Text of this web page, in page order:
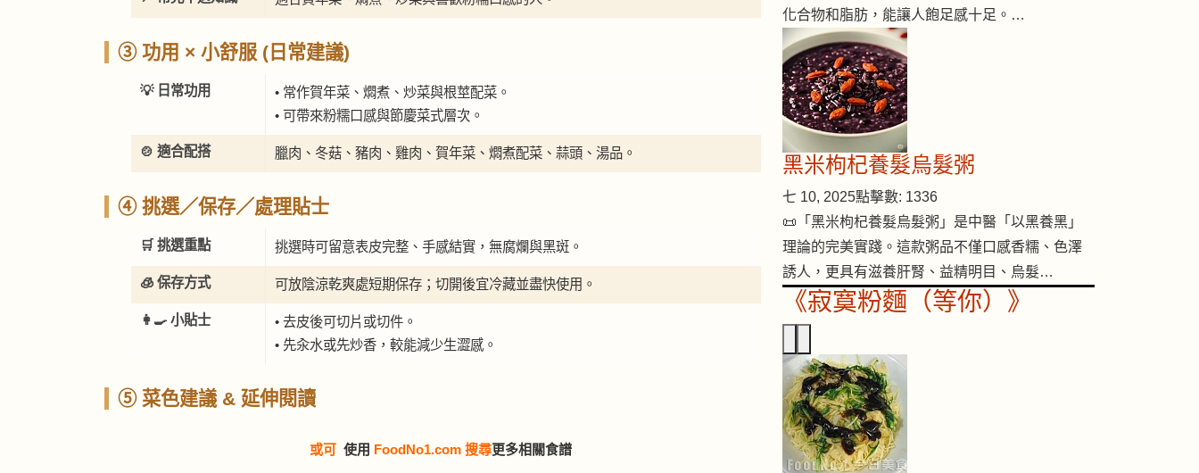
③ 功用 × 小舒服 (日常建議)
💡 日常功用
• 常作賀年菜、燜煮、炒菜與根莖配菜。
• 可帶來粉糯口感與節慶菜式層次。
🍲 適合配搭 臘肉、冬菇、豬肉、雞肉、賀年菜、燜煮配菜、蒜頭、湯品。
④ 挑選／保存／處理貼士
🛒 挑選重點 挑選時可留意表皮完整、手感結實，無腐爛與黑斑。
🧊 保存方式 可放陰涼乾爽處短期保存；切開後宜冷藏並盡快使用。
👩‍🍳 小貼士
• 去皮後可切片或切件。
• 先汆水或先炒香，較能減少生澀感。
⑤ 菜色建議 & 延伸閱讀
或可 使用 FoodNo1.com 搜尋更多相關食譜
化合物和脂肪，能讓人飽足感十足。…
黑米枸杞養髮烏髮粥
七 10, 2025點擊數: 1336
📜「黑米枸杞養髮烏髮粥」是中醫「以黑養黑」
理論的完美實踐。這款粥品不僅口感香糯、色澤
誘人，更具有滋養肝腎、益精明目、烏髮…
《寂寞粉麵（等你）》